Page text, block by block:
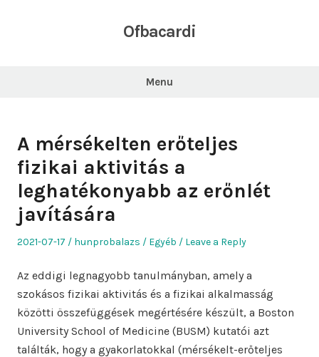
Ofbacardi
Menu
A mérsékelten erőteljes
fizikai aktivitás a
leghatékonyabb az erőnlét
javítására
Posted
2021-07-17 Author
hunprobalazs
Posted
Egyéb Leave a Reply
Az eddigi legnagyobb tanulmányban, amely a
szokásos fizikai aktivitás és a fizikai alkalmasság
közötti összefüggések megértésére készült, a Boston
University School of Medicine (BUSM) kutatói azt
találták, hogy a gyakorlatokkal (mérsékelt-erőteljes